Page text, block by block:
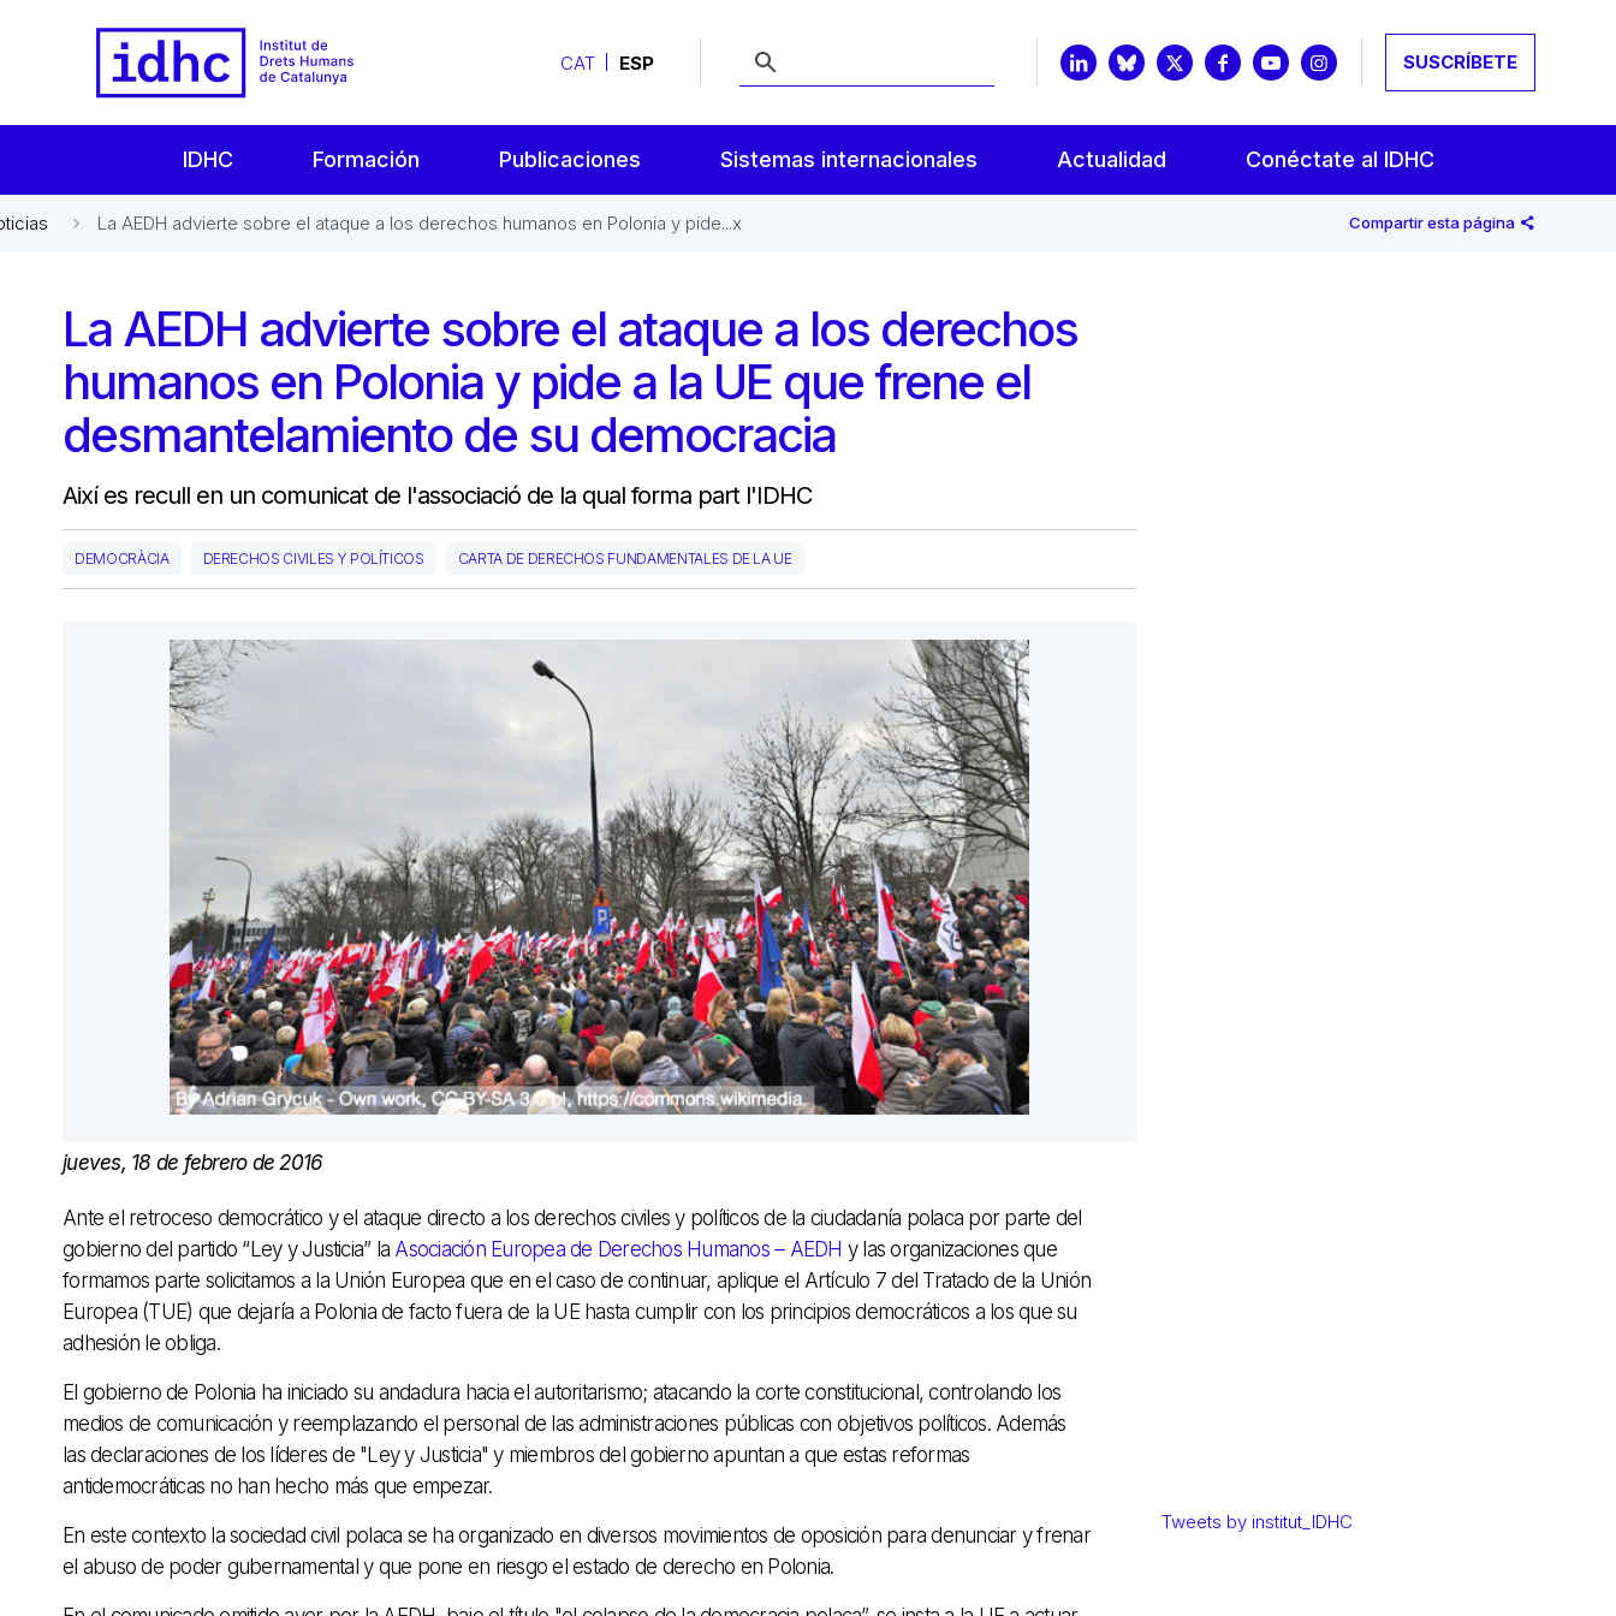
CAT ESP SUSCRÍBETE
IDHC Formación Publicaciones Sistemas internacionales Actualidad Conéctate al IDHC
La AEDH advierte sobre el ataque a los derechos humanos en Polonia y pide...x Compartir esta página
La AEDH advierte sobre el ataque a los derechos
humanos en Polonia y pide a la UE que frene el
desmantelamiento de su democracia
Així es recull en un comunicat de l'associació de la qual forma part l'IDHC
DEMOCRÀCIA DERECHOS CIVILES Y POLÍTICOS CARTA DE DERECHOS FUNDAMENTALES DE LA UE
jueves, 18 de febrero de 2016
Ante el retroceso democrático y el ataque directo a los derechos civiles y políticos de la ciudadanía polaca por parte del
gobierno del partido “Ley y Justicia” la Asociación Europea de Derechos Humanos – AEDH y las organizaciones que
formamos parte solicitamos a la Unión Europea que en el caso de continuar, aplique el Artículo 7 del Tratado de la Unión
Europea (TUE) que dejaría a Polonia de facto fuera de la UE hasta cumplir con los principios democráticos a los que su
adhesión le obliga.
El gobierno de Polonia ha iniciado su andadura hacia el autoritarismo; atacando la corte constitucional, controlando los
medios de comunicación y reemplazando el personal de las administraciones públicas con objetivos políticos. Además
las declaraciones de los líderes de "Ley y Justicia" y miembros del gobierno apuntan a que estas reformas
antidemocráticas no han hecho más que empezar.
En este contexto la sociedad civil polaca se ha organizado en diversos movimientos de oposición para denunciar y frenar
el abuso de poder gubernamental y que pone en riesgo el estado de derecho en Polonia.
Tweets by institut_IDHC